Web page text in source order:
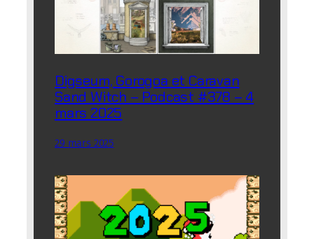
Digseum, Gorogoa et Caravan
Sand Witch – Podcast #378 – 4
mars 2025
29 mars 2025